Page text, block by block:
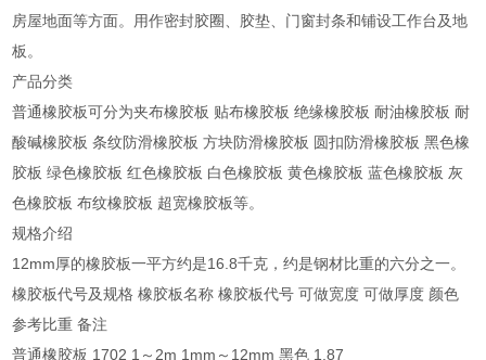
房屋地面等方面。用作密封胶圈、胶垫、门窗封条和铺设工作台及地
板。
产品分类
普通橡胶板可分为夹布橡胶板 贴布橡胶板 绝缘橡胶板 耐油橡胶板 耐
酸碱橡胶板 条纹防滑橡胶板 方块防滑橡胶板 圆扣防滑橡胶板 黑色橡
胶板 绿色橡胶板 红色橡胶板 白色橡胶板 黄色橡胶板 蓝色橡胶板 灰
色橡胶板 布纹橡胶板 超宽橡胶板等。
规格介绍
12mm厚的橡胶板一平方约是16.8千克，约是钢材比重的六分之一。
橡胶板代号及规格 橡胶板名称 橡胶板代号 可做宽度 可做厚度 颜色
参考比重 备注
普通橡胶板 1702 1～2m 1mm～12mm 黑色 1.87